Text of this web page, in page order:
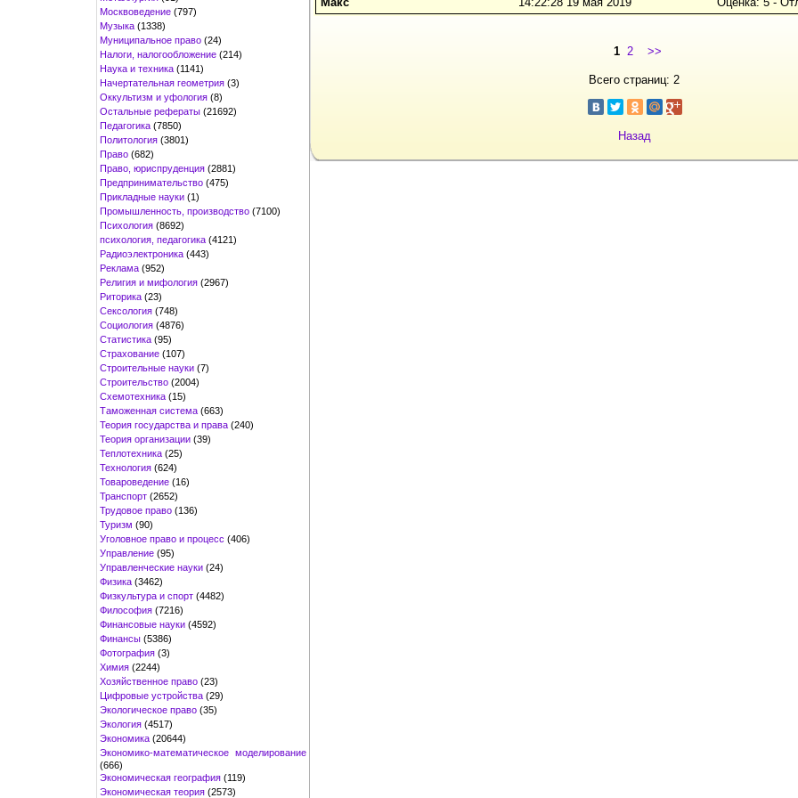
Москвоведение (797)
Музыка (1338)
Муниципальное право (24)
Налоги, налогообложение (214)
Наука и техника (1141)
Начертательная геометрия (3)
Оккультизм и уфология (8)
Остальные рефераты (21692)
Педагогика (7850)
Политология (3801)
Право (682)
Право, юриспруденция (2881)
Предпринимательство (475)
Прикладные науки (1)
Промышленность, производство (7100)
Психология (8692)
психология, педагогика (4121)
Радиоэлектроника (443)
Реклама (952)
Религия и мифология (2967)
Риторика (23)
Сексология (748)
Социология (4876)
Статистика (95)
Страхование (107)
Строительные науки (7)
Строительство (2004)
Схемотехника (15)
Таможенная система (663)
Теория государства и права (240)
Теория организации (39)
Теплотехника (25)
Технология (624)
Товароведение (16)
Транспорт (2652)
Трудовое право (136)
Туризм (90)
Уголовное право и процесс (406)
Управление (95)
Управленческие науки (24)
Физика (3462)
Физкультура и спорт (4482)
Философия (7216)
Финансовые науки (4592)
Финансы (5386)
Фотография (3)
Химия (2244)
Хозяйственное право (23)
Цифровые устройства (29)
Экологическое право (35)
Экология (4517)
Экономика (20644)
Экономико-математическое моделирование
(666)
Экономическая география (119)
Экономическая теория (2573)
1 2 >>
Всего страниц: 2
Назад